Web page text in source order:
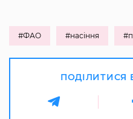
#ФАО #насіння
ПОДІЛИТИСЯ